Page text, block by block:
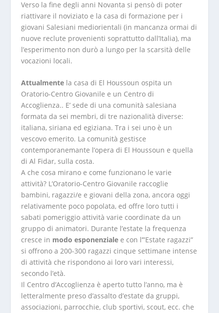
Verso la fine degli anni Novanta si pensò di poter
riattivare il noviziato e la casa di formazione per i
giovani Salesiani mediorientali (in mancanza ormai di
nuove reclute provenienti soprattutto dall’Italia), ma
l’esperimento non durò a lungo per la scarsità delle
vocazioni locali.
Attualmentela casa di El Houssoun ospita un
Oratorio-Centro Giovanile e un Centro di
Accoglienza.. E’ sede di una comunità salesiana
formata da sei membri, di tre nazionalità diverse:
italiana, siriana ed egiziana. Tra i sei uno è un
vescovo emerito. La comunità gestisce
contemporanemante l’opera di El Houssoun e quella
di Al Fidar, sulla costa.
A che cosa mirano e come funzionano le varie
attività? L’Oratorio-Centro Giovanile raccoglie
bambini, ragazzi/e e giovani della zona, ancora oggi
relativamente poco popolata, ed offre loro tutti i
sabati pomeriggio attività varie coordinate da un
gruppo di animatori. Durante l’estate la frequenza
cresce in modo esponenzialee con l’”Estate ragazzi”
si offrono a 200-300 ragazzi cinque settimane intense
di attività che rispondono ai loro vari interessi,
secondo l’età.
Il Centro d’Accoglienza è aperto tutto l’anno, ma è
letteralmente preso d’assalto d’estate da gruppi,
associazioni, parrocchie, club sportivi, scout, ecc. che